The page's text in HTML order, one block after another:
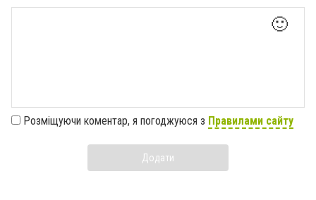
🙂
Розміщуючи коментар, я погоджуюся з Правилами сайту
Додати